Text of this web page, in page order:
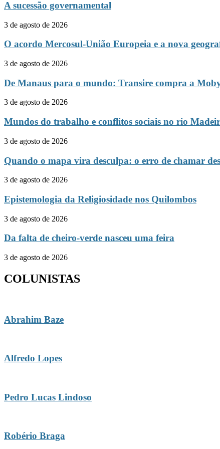
A sucessão governamental
3 de agosto de 2026
O acordo Mercosul-União Europeia e a nova
3 de agosto de 2026
De Manaus para o mundo: Transire compra a
3 de agosto de 2026
Mundos do trabalho e conflitos sociais no rio
3 de agosto de 2026
Quando o mapa vira desculpa: o erro de chamar
3 de agosto de 2026
Epistemologia da Religiosidade nos Quilombos
3 de agosto de 2026
Da falta de cheiro-verde nasceu uma feira
3 de agosto de 2026
COLUNISTAS
Abrahim Baze
Alfredo Lopes
Pedro Lucas Lindoso
Robério Braga